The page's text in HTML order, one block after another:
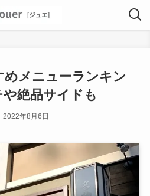
メニューランキン
絶品サイドも
2022年8月6日